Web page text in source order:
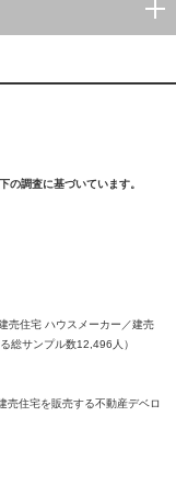
の調査に基づいています。
売住宅 ハウスメーカー／建売
総サンプル数12,496人）
売住宅を販売する不動産デベロ